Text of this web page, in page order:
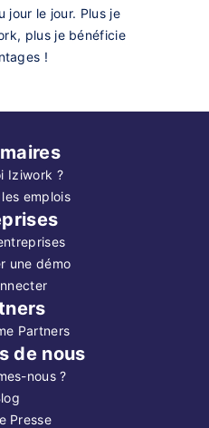
jour le jour. Plus je
plus je bénéficie
!
Iziwork ?
emplois
une démo
Partners
de nous
nous ?
Presse